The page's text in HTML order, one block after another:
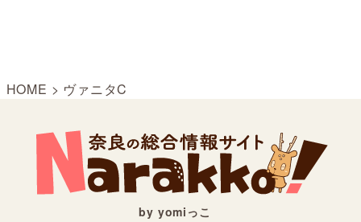
HOME > ヴァニタC
by yomiっこ